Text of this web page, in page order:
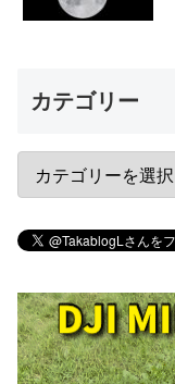
カテゴリー